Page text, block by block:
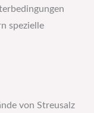
spezielle
von Streusalz